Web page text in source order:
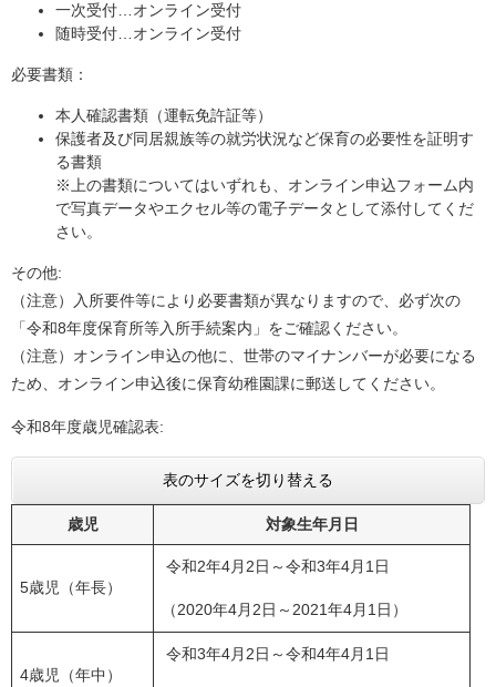
一次受付…オンライン受付
随時受付…オンライン受付
必要書類：
本人確認書類（運転免許証等）
保護者及び同居親族等の就労状況など保育の必要性を証明す
る書類
※上の書類についてはいずれも、オンライン申込フォーム内
で写真データやエクセル等の電子データとして添付してくだ
さい。
その他:
（注意）入所要件等により必要書類が異なりますので、必ず次の
「令和8年度保育所等入所手続案内」をご確認ください。
（注意）オンライン申込の他に、世帯のマイナンバーが必要になる
ため、オンライン申込後に保育幼稚園課に郵送してください。
令和8年度歳児確認表:
表のサイズを切り替える
歳児 対象生年月日
5歳児（年長）
令和2年4月2日～令和3年4月1日
（2020年4月2日～2021年4月1日）
4歳児（年中）
令和3年4月2日～令和4年4月1日